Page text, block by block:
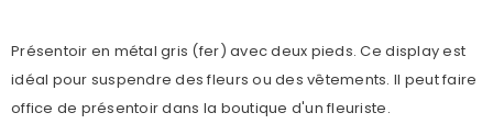
Présentoir en métal gris (fer) avec deux pieds. Ce display est
idéal pour suspendre des fleurs ou des vêtements. Il peut faire
office de présentoir dans la boutique d'un fleuriste.